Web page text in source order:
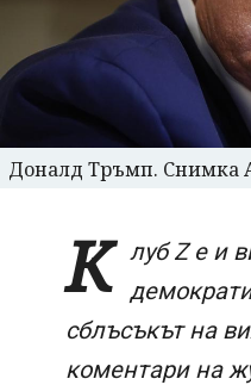
Доналд Тръмп. Снимка
К
луб Z е и
сблъсъкът на
коментари на